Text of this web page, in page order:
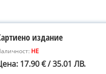
издание
НЕ
17.90 € / 35.01 ЛВ.